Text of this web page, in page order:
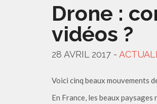
Drone :
vidéos ?
28 AVRIL 2017 -
Voici cinq beaux mouvements
En France, les beaux paysages